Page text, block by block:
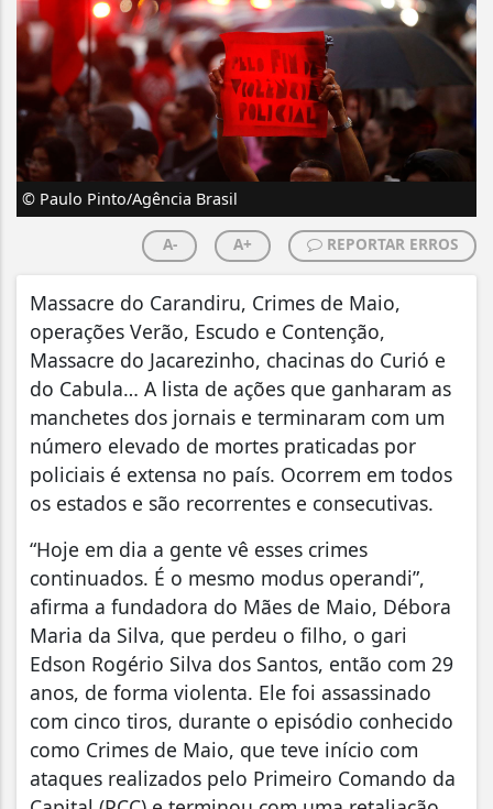
© Paulo Pinto/Agência Brasil
A- A+ REPORTAR ERROS
Massacre do Carandiru, Crimes de Maio,
operações Verão, Escudo e Contenção,
Massacre do Jacarezinho, chacinas do Curió e
do Cabula… A lista de ações que ganharam as
manchetes dos jornais e terminaram com um
número elevado de mortes praticadas por
policiais é extensa no país. Ocorrem em todos
os estados e são recorrentes e consecutivas.
“Hoje em dia a gente vê esses crimes
continuados. É o mesmo modus operandi”,
afirma a fundadora do Mães de Maio, Débora
Maria da Silva, que perdeu o filho, o gari
Edson Rogério Silva dos Santos, então com 29
anos, de forma violenta. Ele foi assassinado
com cinco tiros, durante o episódio conhecido
como Crimes de Maio, que teve início com
ataques realizados pelo Primeiro Comando da